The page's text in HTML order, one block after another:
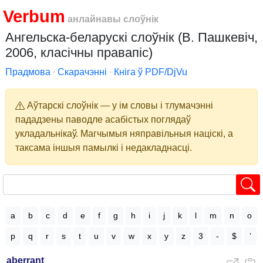
Verbum анлайнавы слоўнік
Ангельска-беларускі слоўнік (В. Пашкевіч,
2006, класічны правапіс)
Прадмова ∙ Скарачэнні ∙ Кніга ў PDF/DjVu
Аўтарскі слоўнік — у ім словы і тлумачэнні
пададзены паводле асабістых поглядаў
укладальнікаў. Магчымыя няправільныя націскі, а
таксама іншыя памылкі і недакладнасці.
a b c d e f g h i j k l m n o
p q r s t u v w x y z 3 - $ ’
aberrant